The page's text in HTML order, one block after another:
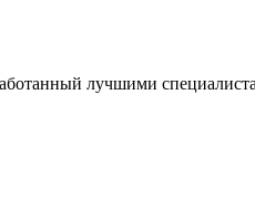
лучшими